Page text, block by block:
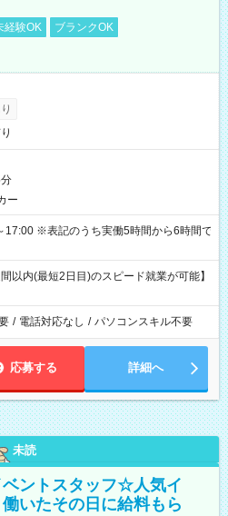
経験OK
ブランクOK
ー
から6時間で
以内(最短2日目)のスピード就業が可能】
/ 電話対応なし / パソコンスキル不要
応募する 詳細へ
未読
ントスタッフ☆人気イ
いたその日に給料もら